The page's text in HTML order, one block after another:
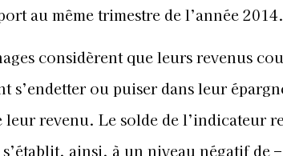
au même trimestre de l’année 2014.
considèrent que leurs revenus
s’endetter ou puiser dans leur
revenu. Le solde de l’indicateur
ainsi, à un niveau négatif de